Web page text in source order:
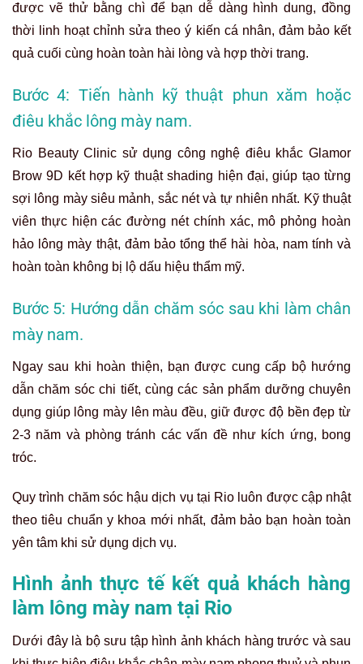
được vẽ thử bằng chì để bạn dễ dàng hình dung, đồng
thời linh hoạt chỉnh sửa theo ý kiến cá nhân, đảm bảo kết
quả cuối cùng hoàn toàn hài lòng và hợp thời trang.
Bước 4: Tiến hành kỹ thuật phun xăm hoặc
điêu khắc lông mày nam.
Rio Beauty Clinic sử dụng công nghệ điêu khắc Glamor
Brow 9D kết hợp kỹ thuật shading hiện đại, giúp tạo từng
sợi lông mày siêu mảnh, sắc nét và tự nhiên nhất. Kỹ thuật
viên thực hiện các đường nét chính xác, mô phỏng hoàn
hảo lông mày thật, đảm bảo tổng thể hài hòa, nam tính và
hoàn toàn không bị lộ dấu hiệu thẩm mỹ.
Bước 5: Hướng dẫn chăm sóc sau khi làm chân
mày nam.
Ngay sau khi hoàn thiện, bạn được cung cấp bộ hướng
dẫn chăm sóc chi tiết, cùng các sản phẩm dưỡng chuyên
dụng giúp lông mày lên màu đều, giữ được độ bền đẹp từ
2-3 năm và phòng tránh các vấn đề như kích ứng, bong
tróc.
Quy trình chăm sóc hậu dịch vụ tại Rio luôn được cập nhật
theo tiêu chuẩn y khoa mới nhất, đảm bảo bạn hoàn toàn
yên tâm khi sử dụng dịch vụ.
Hình ảnh thực tế kết quả khách hàng
làm lông mày nam tại Rio
Dưới đây là bộ sưu tập hình ảnh khách hàng trước và sau